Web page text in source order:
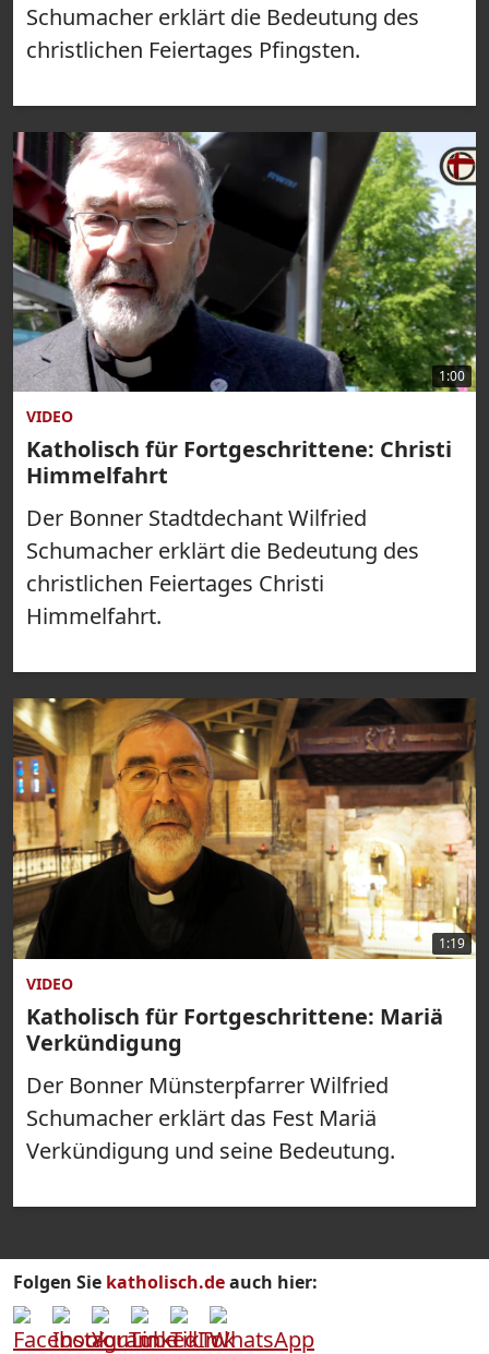
Schumacher erklärt die Bedeutung des
christlichen Feiertages Pfingsten.
1:00
VIDEO
Katholisch für Fortgeschrittene: Christi
Himmelfahrt
Der Bonner Stadtdechant Wilfried
Schumacher erklärt die Bedeutung des
christlichen Feiertages Christi
Himmelfahrt.
1:19
VIDEO
Katholisch für Fortgeschrittene: Mariä
Verkündigung
Der Bonner Münsterpfarrer Wilfried
Schumacher erklärt das Fest Mariä
Verkündigung und seine Bedeutung.
Folgen Sie katholisch.deauch hier: